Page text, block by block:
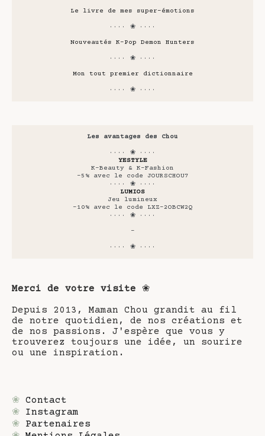
Le livre de mes super-émotions
···· ❀ ····
Nouveautés K-Pop Demon Hunters
···· ❀ ····
Mon tout premier dictionnaire
···· ❀ ····
Les avantages des Chou
···· ❀ ····
YESTYLE
K-Beauty & K-Fashion
-5% avec le code JOURSCHOU7
···· ❀ ····
LUMIOS
Jeu lumineux
-10% avec le code LXZ-2OBCW2Q
···· ❀ ····
-
···· ❀ ····
Merci de votre visite ❀
Depuis 2013, Maman Chou grandit au fil
de notre quotidien, de nos créations et
de nos passions. J'espère que vous y
trouverez toujours une idée, un sourire
ou une inspiration.
❀ Contact
❀ Instagram
❀ Partenaires